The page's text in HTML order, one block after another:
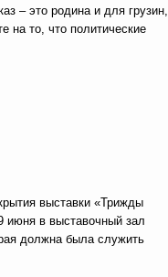
– это родина и для грузин,
на то, что политические
выставки «Трижды
июня в выставочный зал
должна была служить